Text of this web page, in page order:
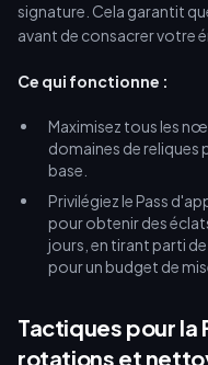
signature. Cela garantit
avant de consacrer votre
Ce qui fonctionne :
Maximisez tous les
domaines de reliques
base.
Privilégiez le Pass
pour obtenir des
jours, en tirant parti
pour un budget de
Tactiques pour la
rotations et